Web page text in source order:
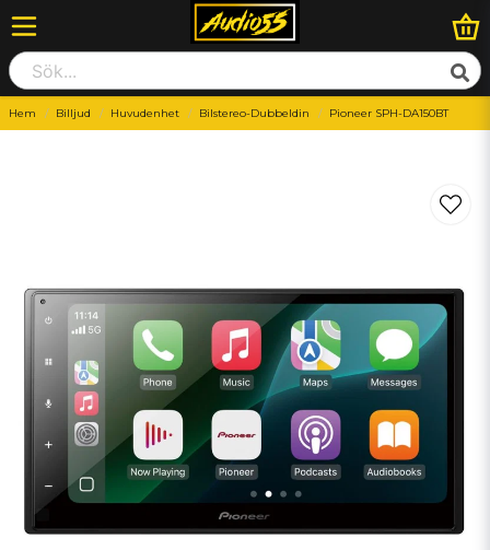
Hem Billjud Huvudenhet Bilstereo-Dubbeldin Pioneer SPH-DA150BT